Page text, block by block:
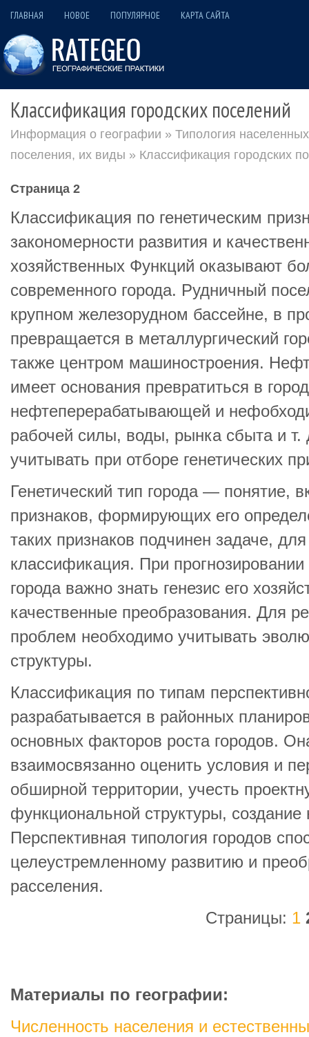
ГЛАВНАЯ НОВОЕ ПОПУЛЯРНОЕ КАРТА САЙТА
Классификация городских поселений
Информация о географии » Типология
поселения, их виды » Классификация городских
Страница 2
Классификация по генетическим
закономерности развития и
хозяйственных Функций оказывают
современного города. Рудничный
крупном железорудном бассейне, в
превращается в металлургический
также центром машиностроения.
имеет основания превратиться в
нефтеперерабатывающей и
рабочей силы, воды, рынка сбыта и т.
учитывать при отборе генетических
Генетический тип города — понятие,
признаков, формирующих его
таких признаков подчинен задаче,
классификация. При прогнозировании
города важно знать генезис его
качественные преобразования. Для
проблем необходимо учитывать
структуры.
Классификация по типам
разрабатывается в районных
основных факторов роста городов.
взаимосвязанно оценить условия и
обширной территории, учесть
функциональной структуры, создание
Перспективная типология городов
целеустремленному развитию и
расселения.
Страницы: 1
Материалы по географии:
Численность населения и